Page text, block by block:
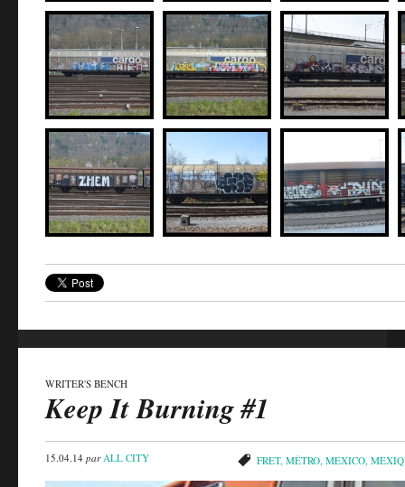
WRITER'S BENCH
Keep It Burning #1
15.04.14 par ALL CITY FRET, MÉTRO MEXICO